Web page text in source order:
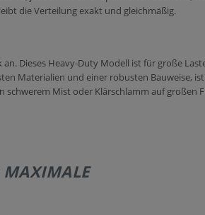
die Verteilung exakt und gleichmäßig.
an. Dieses Heavy-Duty Modell ist für große
Materialien und einer robusten Bauweise, ist
Mist oder Klärschlamm auf großen
MAXIMALE